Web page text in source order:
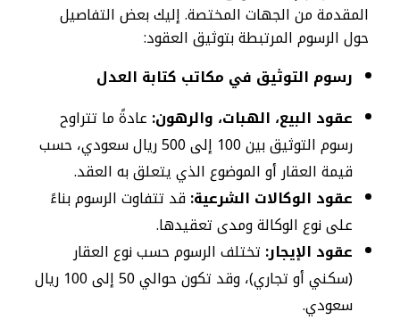
المقدمة من الجهات المختصة. إليك بعض التفاصيل
حول الرسوم المرتبطة بتوثيق العقود:
رسوم التوثيق في مكاتب كتابة العدل
عقود البيع، الهبات، والرهون: عادةً ما تتراوح
رسوم التوثيق بين 100 إلى 500 ريال سعودي، حسب
قيمة العقار أو الموضوع الذي يتعلق به العقد.
عقود الوكالات الشرعية:قد تتفاوت الرسوم بناءً
على نوع الوكالة ومدى تعقيدها.
عقود الإيجار: تختلف الرسوم حسب نوع العقار
(سكني أو تجاري)، وقد تكون حوالي 50 إلى 100 ريال
سعودي.